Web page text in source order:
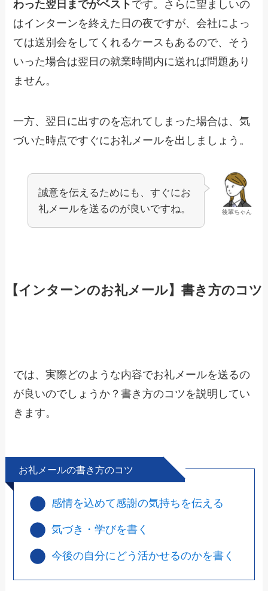
わった翌日までがベスト です。さらに望ましいの
はインターンを終えた日の夜ですが、会社によっ
ては送別会をしてくれるケースもあるので、そう
いった場合は翌日の就業時間内に送れば問題あり
ません。
一方、翌日に出すのを忘れてしまった場合は、気
づいた時点ですぐにお礼メールを出しましょう。
後輩ちゃん
誠意を伝えるためにも、すぐにお
礼メールを送るのが良いですね。
【インターンのお礼メール】書き方のコツ
では、実際どのような内容でお礼メールを送るの
が良いのでしょうか？書き方のコツを説明してい
きます。
お礼メールの書き方のコツ
感情を込めて感謝の気持ちを伝える
気づき・学びを書く
今後の自分にどう活かせるのかを書く